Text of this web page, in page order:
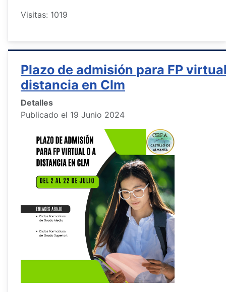
Visitas: 1019
Plazo de admisión para FP
distancia en Clm
Detalles
Publicado el 19 Junio 2024